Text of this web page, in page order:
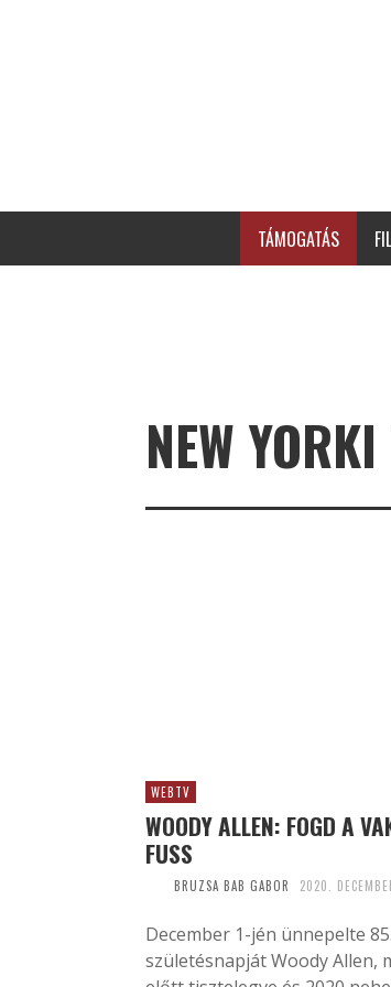
TÁMOGATÁS
NEW
WEBTV
WOODY ALLEN: FOGD A
FUSS
BRUZSA BAB GABOR 2020.
December 1-jén ünnepelte 85.
születésnapját Woody Allen,